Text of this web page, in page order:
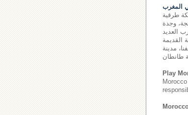
المغرب
طرقية
طنجة، وجدة
العديد
القديمة
مدينة
Play